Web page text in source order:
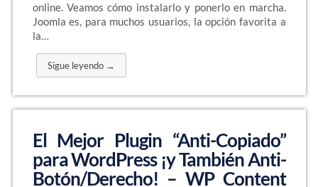
online. Veamos cómo instalarlo y ponerlo en marcha.
Joomla es, para muchos usuarios, la opción favorita a
la…
Sigue leyendo →
El Mejor Plugin “Anti-Copiado”
para WordPress ¡y También Anti-
Botón/Derecho! – WP Content